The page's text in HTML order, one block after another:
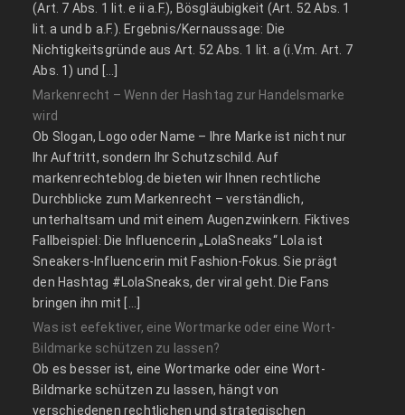
(Art. 7 Abs. 1 lit. e ii a.F.), Bösgläubigkeit (Art. 52 Abs. 1
lit. a und b a.F.). Ergebnis/Kernaussage: Die
Nichtigkeitsgründe aus Art. 52 Abs. 1 lit. a (i.V.m. Art. 7
Abs. 1) und […]
Markenrecht – Wenn der Hashtag zur Handelsmarke
wird
Ob Slogan, Logo oder Name – Ihre Marke ist nicht nur
Ihr Auftritt, sondern Ihr Schutzschild. Auf
markenrechteblog.de bieten wir Ihnen rechtliche
Durchblicke zum Markenrecht – verständlich,
unterhaltsam und mit einem Augenzwinkern. Fiktives
Fallbeispiel: Die Influencerin „LolaSneaks“ Lola ist
Sneakers-Influencerin mit Fashion-Fokus. Sie prägt
den Hashtag #LolaSneaks, der viral geht. Die Fans
bringen ihn mit […]
Was ist eefektiver, eine Wortmarke oder eine Wort-
Bildmarke schützen zu lassen?
Ob es besser ist, eine Wortmarke oder eine Wort-
Bildmarke schützen zu lassen, hängt von
verschiedenen rechtlichen und strategischen